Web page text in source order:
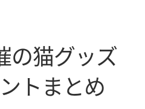
の猫グッズ
トまとめ